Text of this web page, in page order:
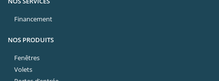
Financement
NOS PRODUITS
Fenêtres
Volets